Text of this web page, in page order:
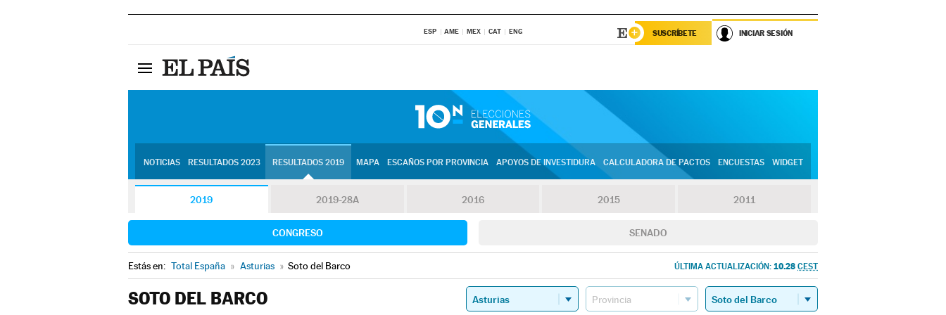
ESP AME MEX CAT ENG SUSCRÍBETE INICIAR SESIÓN
NOTICIAS RESULTADOS 2023 RESULTADOS 2019 MAPA ESCAÑOS POR PROVINCIA APOYOS DE INVESTIDURA CALCULADORA DE PACTOS ENCUESTAS WIDGET
2019 2019-28A 2016 2015 2011
CONGRESO SENADO
Estás en: Total España » Asturias » Soto del Barco ÚLTIMA ACTUALIZACIÓN: 10.28 CEST
SOTO DEL BARCO